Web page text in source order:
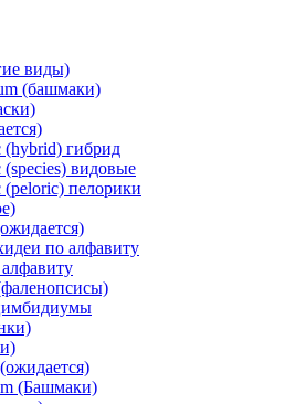
виды)
(башмаки)
гибрид
видовые
пелорики
по алфавиту
(Башмаки)